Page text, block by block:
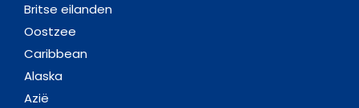
Britse eilanden
Oostzee
Caribbean
Alaska
Azië